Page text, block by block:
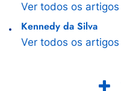
Ver todos os artigos
Kennedy da Silva
Ver todos os artigos